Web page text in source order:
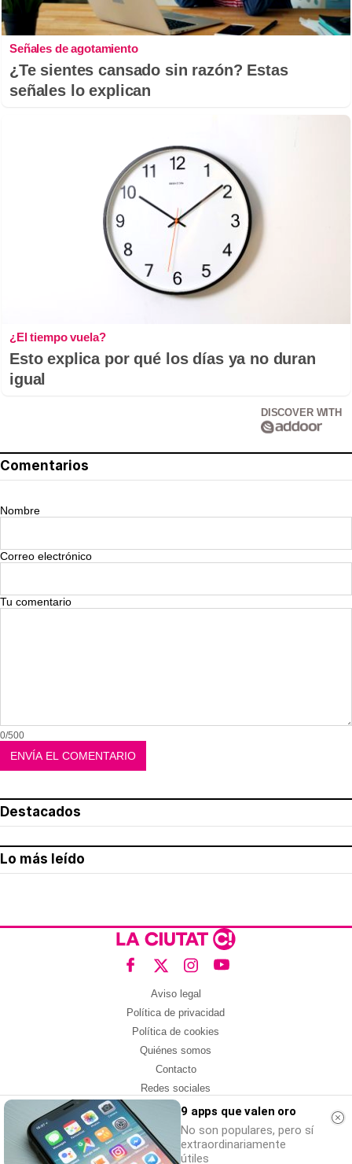
Señales de agotamiento
¿Te sientes cansado sin razón? Estas
señales lo explican
¿El tiempo vuela?
Esto explica por qué los días ya no duran
igual
DISCOVER WITH
Comentarios
Nombre
Correo electrónico
Tu comentario
0/500
Destacados
Lo más leído
Aviso legal
Política de privacidad
Política de cookies
Quiénes somos
Contacto
Redes sociales
Con la colaboración de:9 apps que valen oro
No son populares, pero sí
extraordinariamente
útiles